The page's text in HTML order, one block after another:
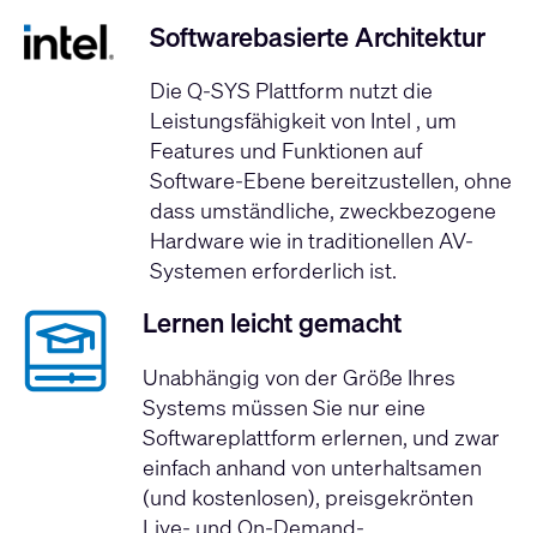
Softwarebasierte Architektur
Die Q-SYS Plattform nutzt die
Leistungsfähigkeit von Intel , um
Features und Funktionen auf
Software-Ebene bereitzustellen, ohne
dass umständliche, zweckbezogene
Hardware wie in traditionellen AV-
Systemen erforderlich ist.
Lernen leicht gemacht
Unabhängig von der Größe Ihres
Systems müssen Sie nur eine
Softwareplattform erlernen, und zwar
einfach anhand von unterhaltsamen
(und kostenlosen), preisgekrönten
Live- und On-Demand-